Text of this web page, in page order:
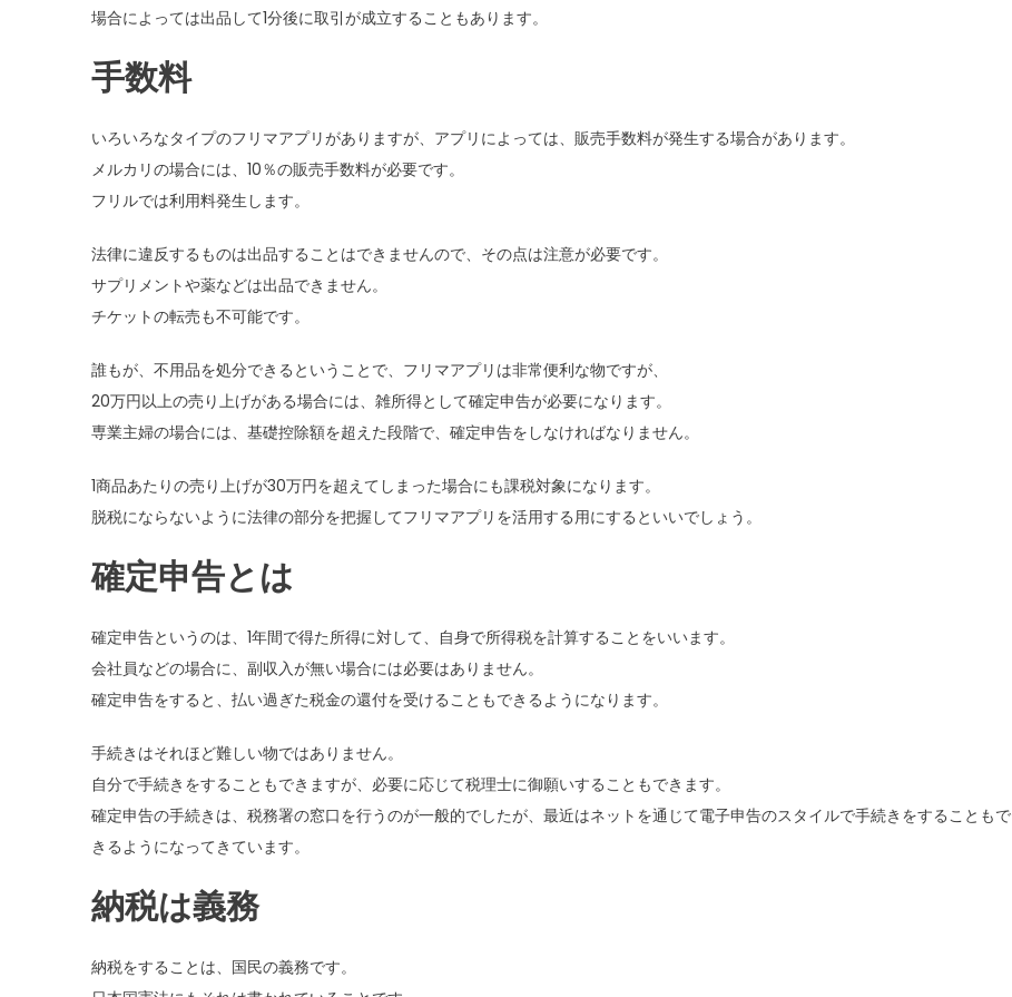
場合によっては出品して1分後に取引が成立することもあります。
手数料
いろいろなタイプのフリマアプリがありますが、アプリによっては、販売手数料が発生する場合があります。
メルカリの場合には、10％の販売手数料が必要です。
フリルでは利用料発生します。
法律に違反するものは出品することはできませんので、その点は注意が必要です。
サプリメントや薬などは出品できません。
チケットの転売も不可能です。
誰もが、不用品を処分できるということで、フリマアプリは非常便利な物ですが、
20万円以上の売り上げがある場合には、雑所得として確定申告が必要になります。
専業主婦の場合には、基礎控除額を超えた段階で、確定申告をしなければなりません。
1商品あたりの売り上げが30万円を超えてしまった場合にも課税対象になります。
脱税にならないように法律の部分を把握してフリマアプリを活用する用にするといいでしょう。
確定申告とは
確定申告というのは、1年間で得た所得に対して、自身で所得税を計算することをいいます。
会社員などの場合に、副収入が無い場合には必要はありません。
確定申告をすると、払い過ぎた税金の還付を受けることもできるようになります。
手続きはそれほど難しい物ではありません。
自分で手続きをすることもできますが、必要に応じて税理士に御願いすることもできます。
確定申告の手続きは、税務署の窓口を行うのが一般的でしたが、最近はネットを通じて電子申告のスタイルで手続きをすることもで
きるようになってきています。
納税は義務
納税をすることは、国民の義務です。